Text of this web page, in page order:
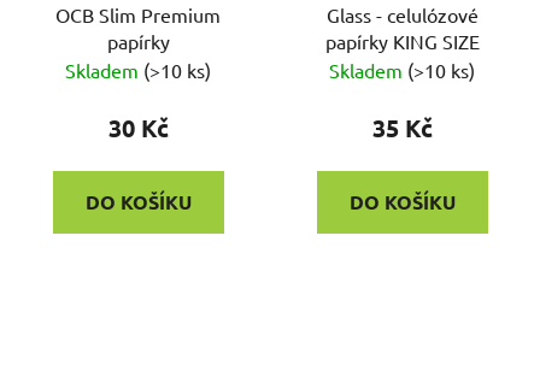
OCB Slim Premium
papírky
Skladem (>10 ks)
30 Kč
DO KOŠÍKU
Glass - celulózové
papírky KING SIZE
Skladem (>10 ks)
35 Kč
DO KOŠÍKU